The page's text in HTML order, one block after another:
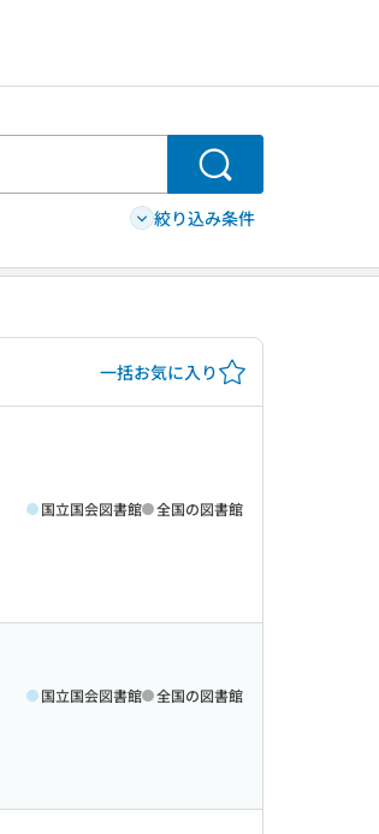
検索
絞り込み条件
一括お気に入り
国立国会図書館 全国の図書館
国立国会図書館 全国の図書館